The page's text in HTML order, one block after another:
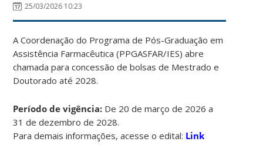
25/03/2026 10:23
A Coordenação do Programa de Pós-Graduação em
Assistência Farmacêutica (PPGASFAR/IES) abre
chamada para concessão de bolsas de Mestrado e
Doutorado até 2028.
Período de vigência: De 20 de março de 2026 a
31 de dezembro de 2028.
Para demais informações, acesse o edital: Link